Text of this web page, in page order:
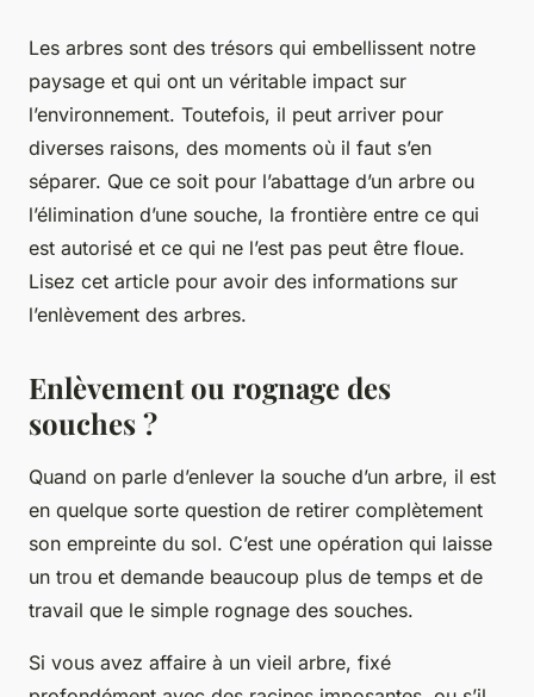
Les arbres sont des trésors qui embellissent notre
paysage et qui ont un véritable impact sur
l’environnement. Toutefois, il peut arriver pour
diverses raisons, des moments où il faut s’en
séparer. Que ce soit pour l’abattage d’un arbre ou
l’élimination d’une souche, la frontière entre ce qui
est autorisé et ce qui ne l’est pas peut être floue.
Lisez cet article pour avoir des informations sur
l’enlèvement des arbres.
Enlèvement ou rognage des
souches ?
Quand on parle d’enlever la souche d’un arbre, il est
en quelque sorte question de retirer complètement
son empreinte du sol. C’est une opération qui laisse
un trou et demande beaucoup plus de temps et de
travail que le simple rognage des souches.
Si vous avez affaire à un vieil arbre, fixé